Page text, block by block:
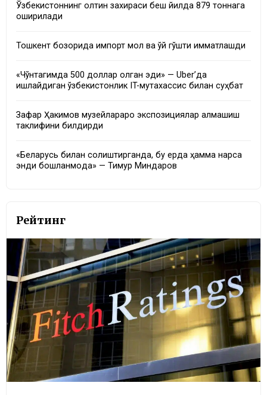
Ўзбекистоннинг олтин захираси беш йилда 879 тоннага
оширилади
Тошкент бозорида импорт мол ва қўй гўшти қимматлашди
«Чўнтагимда 500 доллар қолган эди» — Uber’да
ишлайдиган ўзбекистонлик IT-мутахассис билан суҳбат
Зафар Ҳакимов музейлараро экспозициялар алмашиш
таклифини билдирди
«Беларусь билан солиштирганда, бу ерда ҳамма нарса
энди бошланмоқда» — Тимур Миндаров
Рейтинг